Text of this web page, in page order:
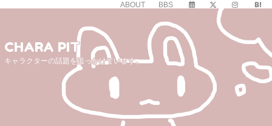
ABOUT BBS
CHARA PIT
キャラクターの話題を追っかけています。